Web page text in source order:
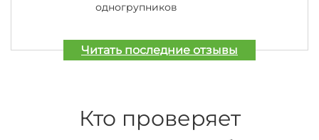
одногрупников
Читать последние отзывы
Кто проверяет